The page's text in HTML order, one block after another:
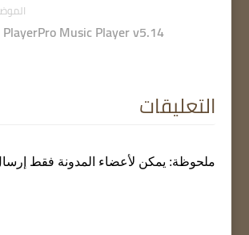
PlayerPro Music Player v5.14 [مدفوع]
التعليقات
ملحوظة: يمكن لأعضاء المدونة فقط